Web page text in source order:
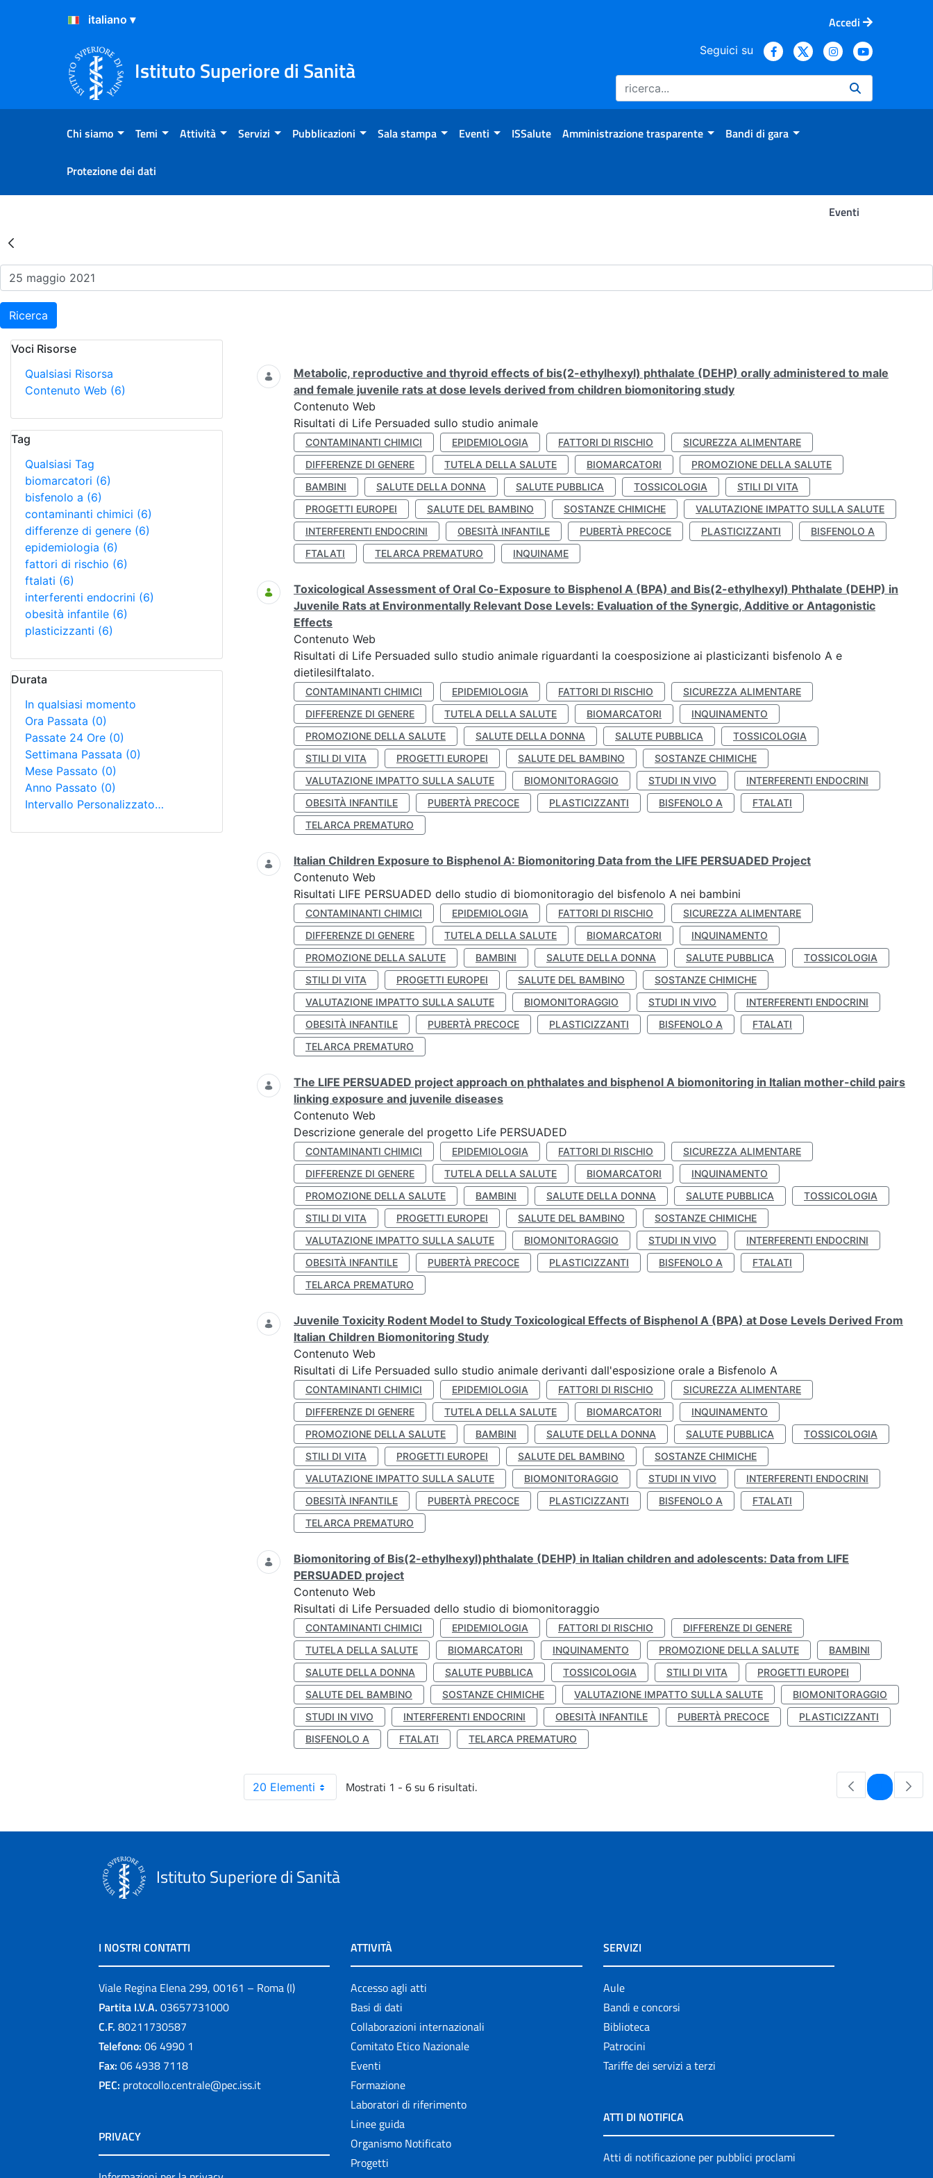
Salta al Contenuto
Salta al Footer
Accedi
Istituto Superiore di Sanità
Seguici su
Chi siamo Temi Attività Servizi Pubblicazioni Sala stampa Eventi ISSalute Amministrazione trasparente Bandi di gara
Protezione dei dati
Eventi
Risultati della Ricerca - Eventi
Ricerca
Voci Risorse
Qualsiasi Risorsa
Contenuto Web (6)
Tag
Qualsiasi Tag
biomarcatori (6)
bisfenolo a (6)
contaminanti chimici (6)
differenze di genere (6)
epidemiologia (6)
fattori di rischio (6)
ftalati (6)
interferenti endocrini (6)
obesità infantile (6)
plasticizzanti (6)
Durata
In qualsiasi momento
Ora Passata (0)
Passate 24 Ore (0)
Settimana Passata (0)
Mese Passato (0)
Anno Passato (0)
Intervallo Personalizzato…
Ricerca
Metabolic, reproductive and thyroid effects of bis(2-ethylhexyl) phthalate (DEHP) orally administered to male
and female juvenile rats at dose levels derived from children biomonitoring study
Contenuto Web
Risultati di Life Persuaded sullo studio animale
CONTAMINANTI CHIMICI EPIDEMIOLOGIA FATTORI DI RISCHIO
SICUREZZA ALIMENTARE
DIFFERENZE DI GENERE
TUTELA DELLA SALUTE BIOMARCATORI
PROMOZIONE DELLA SALUTE
BAMBINI
SALUTE DELLA DONNA SALUTE PUBBLICA TOSSICOLOGIA
STILI DI VITA
PROGETTI EUROPEI
SALUTE DEL BAMBINO SOSTANZE CHIMICHE
VALUTAZIONE IMPATTO SULLA SALUTE
INTERFERENTI ENDOCRINI
OBESITÀ INFANTILE PUBERTÀ PRECOCE PLASTICIZZANTI
BISFENOLO A
FTALATI
TELARCA PREMATURO INQUINAME
Toxicological Assessment of Oral Co-Exposure to Bisphenol A (BPA) and Bis(2-ethylhexyl) Phthalate (DEHP) in
Juvenile Rats at Environmentally Relevant Dose Levels: Evaluation of the Synergic, Additive or Antagonistic
Effects
Contenuto Web
Risultati di Life Persuaded sullo studio animale riguardanti la coesposizione ai plasticizanti bisfenolo A e
dietilesilftalato.
CONTAMINANTI CHIMICI EPIDEMIOLOGIA FATTORI DI RISCHIO
SICUREZZA ALIMENTARE
DIFFERENZE DI GENERE
TUTELA DELLA SALUTE BIOMARCATORI
INQUINAMENTO
PROMOZIONE DELLA SALUTE
SALUTE DELLA DONNA SALUTE PUBBLICA
TOSSICOLOGIA
STILI DI VITA
PROGETTI EUROPEI SALUTE DEL BAMBINO
SOSTANZE CHIMICHE
VALUTAZIONE IMPATTO SULLA SALUTE
BIOMONITORAGGIO STUDI IN VIVO
INTERFERENTI ENDOCRINI
OBESITÀ INFANTILE
PUBERTÀ PRECOCE PLASTICIZZANTI BISFENOLO A
FTALATI
TELARCA PREMATURO
Italian Children Exposure to Bisphenol A: Biomonitoring Data from the LIFE PERSUADED Project
Contenuto Web
Risultati LIFE PERSUADED dello studio di biomonitoragio del bisfenolo A nei bambini
CONTAMINANTI CHIMICI EPIDEMIOLOGIA FATTORI DI RISCHIO
SICUREZZA ALIMENTARE
DIFFERENZE DI GENERE
TUTELA DELLA SALUTE BIOMARCATORI
INQUINAMENTO
PROMOZIONE DELLA SALUTE
BAMBINI SALUTE DELLA DONNA SALUTE PUBBLICA
TOSSICOLOGIA
STILI DI VITA
PROGETTI EUROPEI SALUTE DEL BAMBINO
SOSTANZE CHIMICHE
VALUTAZIONE IMPATTO SULLA SALUTE
BIOMONITORAGGIO STUDI IN VIVO
INTERFERENTI ENDOCRINI
OBESITÀ INFANTILE
PUBERTÀ PRECOCE PLASTICIZZANTI BISFENOLO A
FTALATI
TELARCA PREMATURO
The LIFE PERSUADED project approach on phthalates and bisphenol A biomonitoring in Italian mother-child pairs
linking exposure and juvenile diseases
Contenuto Web
Descrizione generale del progetto Life PERSUADED
CONTAMINANTI CHIMICI EPIDEMIOLOGIA FATTORI DI RISCHIO
SICUREZZA ALIMENTARE
DIFFERENZE DI GENERE
TUTELA DELLA SALUTE BIOMARCATORI
INQUINAMENTO
PROMOZIONE DELLA SALUTE
BAMBINI SALUTE DELLA DONNA SALUTE PUBBLICA
TOSSICOLOGIA
STILI DI VITA
PROGETTI EUROPEI SALUTE DEL BAMBINO
SOSTANZE CHIMICHE
VALUTAZIONE IMPATTO SULLA SALUTE
BIOMONITORAGGIO STUDI IN VIVO
INTERFERENTI ENDOCRINI
OBESITÀ INFANTILE
PUBERTÀ PRECOCE PLASTICIZZANTI BISFENOLO A
FTALATI
TELARCA PREMATURO
Juvenile Toxicity Rodent Model to Study Toxicological Effects of Bisphenol A (BPA) at Dose Levels Derived From
Italian Children Biomonitoring Study
Contenuto Web
Risultati di Life Persuaded sullo studio animale derivanti dall'esposizione orale a Bisfenolo A
CONTAMINANTI CHIMICI EPIDEMIOLOGIA FATTORI DI RISCHIO
SICUREZZA ALIMENTARE
DIFFERENZE DI GENERE
TUTELA DELLA SALUTE BIOMARCATORI
INQUINAMENTO
PROMOZIONE DELLA SALUTE
BAMBINI SALUTE DELLA DONNA SALUTE PUBBLICA
TOSSICOLOGIA
STILI DI VITA
PROGETTI EUROPEI SALUTE DEL BAMBINO
SOSTANZE CHIMICHE
VALUTAZIONE IMPATTO SULLA SALUTE
BIOMONITORAGGIO STUDI IN VIVO
INTERFERENTI ENDOCRINI
OBESITÀ INFANTILE
PUBERTÀ PRECOCE PLASTICIZZANTI BISFENOLO A
FTALATI
TELARCA PREMATURO
Biomonitoring of Bis(2-ethylhexyl)phthalate (DEHP) in Italian children and adolescents: Data from LIFE
PERSUADED project
Contenuto Web
Risultati di Life Persuaded dello studio di biomonitoraggio
CONTAMINANTI CHIMICI EPIDEMIOLOGIA FATTORI DI RISCHIO
DIFFERENZE DI GENERE
TUTELA DELLA SALUTE
BIOMARCATORI INQUINAMENTO PROMOZIONE DELLA SALUTE
BAMBINI
SALUTE DELLA DONNA
SALUTE PUBBLICA TOSSICOLOGIA STILI DI VITA
PROGETTI EUROPEI
SALUTE DEL BAMBINO
SOSTANZE CHIMICHE VALUTAZIONE IMPATTO SULLA SALUTE
BIOMONITORAGGIO
STUDI IN VIVO
INTERFERENTI ENDOCRINI OBESITÀ INFANTILE PUBERTÀ PRECOCE
PLASTICIZZANTI
BISFENOLO A
FTALATI TELARCA PREMATURO
20 Elementi Mostrati 1 - 6 su 6 risultati. Pagina
Istituto Superiore di Sanità
I NOSTRI CONTATTI
Viale Regina Elena 299, 00161 – Roma (I)
Partita I.V.A. 03657731000
C.F. 80211730587
Telefono: 06 4990 1
Fax: 06 4938 7118
PEC: protocollo.centrale@pec.iss.it
PRIVACY
ATTIVITÀ
Accesso agli atti
Basi di dati
Collaborazioni internazionali
Comitato Etico Nazionale
Eventi
Formazione
Laboratori di riferimento
Linee guida
Organismo Notificato
Progetti
SERVIZI
Aule
Bandi e concorsi
Biblioteca
Patrocini
Tariffe dei servizi a terzi
ATTI DI NOTIFICA
Atti di notificazione per pubblici proclami